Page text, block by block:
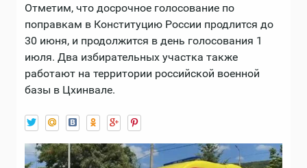
Отметим, что досрочное голосование по
поправкам в Конституцию России продлится до
30 июня, и продолжится в день голосования 1
июля. Два избирательных участка также
работают на территории российской военной
базы в Цхинвале.